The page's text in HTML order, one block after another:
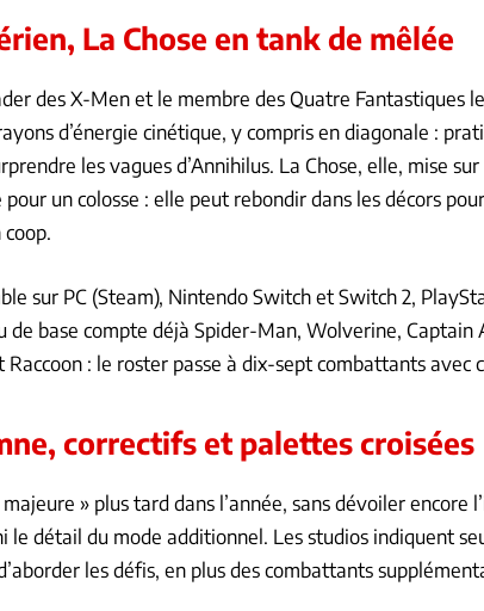
La Chose en tank de mêlée
des X-Men et le membre des Quatre Fantastiques
d’énergie cinétique, y compris en diagonale :
les vagues d’Annihilus. La Chose, elle, mise
un colosse : elle peut rebondir dans les décors
sur PC (Steam), Nintendo Switch et Switch 2,
de base compte déjà Spider-Man, Wolverine, Captain
: le roster passe à dix-sept combattants avec
correctifs et palettes croisées
» plus tard dans l’année, sans dévoiler encore
le détail du mode additionnel. Les studios indiquent
les défis, en plus des combattants